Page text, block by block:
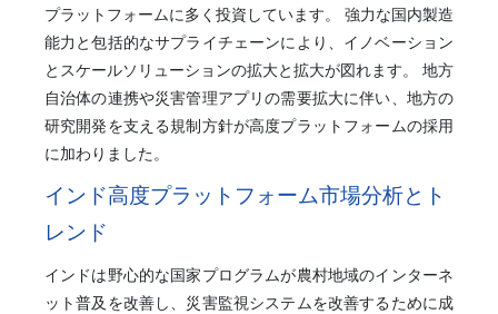
プラットフォームに多く投資しています。 強力な国内製造
能力と包括的なサプライチェーンにより、イノベーション
とスケールソリューションの拡大と拡大が図れます。 地方
自治体の連携や災害管理アプリの需要拡大に伴い、地方の
研究開発を支える規制方針が高度プラットフォームの採用
に加わりました。
インド高度プラットフォーム市場分析とト
レンド
インドは野心的な国家プログラムが農村地域のインターネ
ット普及を改善し、災害監視システムを改善するために成